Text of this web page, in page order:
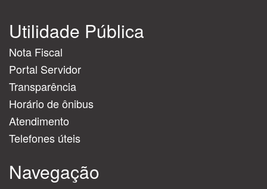
Utilidade Pública
Nota Fiscal
Portal Servidor
Transparência
Horário de ônibus
Atendimento
Telefones úteis
Navegação